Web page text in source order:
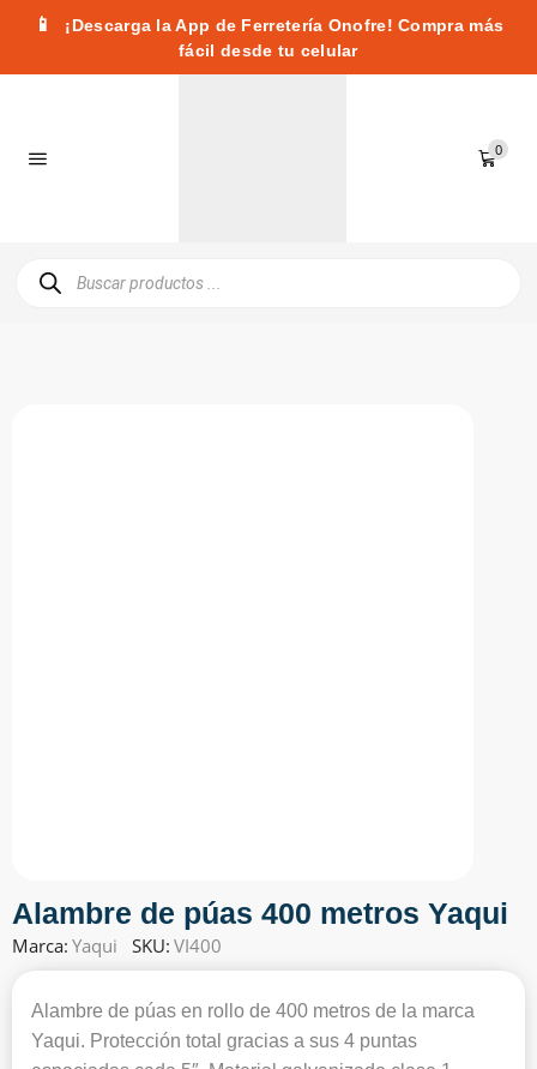
📱
¡Descarga la App de Ferretería Onofre! Compra más
fácil desde tu celular
0
Alambre de púas 400 metros Yaqui
Marca: Yaqui SKU: VI400
Alambre de púas en rollo de 400 metros de la marca
Yaqui. Protección total gracias a sus 4 puntas